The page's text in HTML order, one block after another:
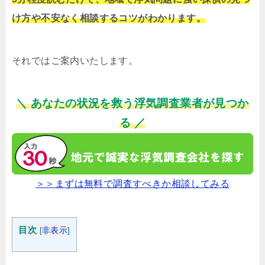
け方や不安なく相談するコツがわかります。
それではご案内いたします。
＼ あなたの状況を救う浮気調査業者が見つか
る ／
＞＞まずは無料で調査すべきか相談してみる
目次 [非表示]